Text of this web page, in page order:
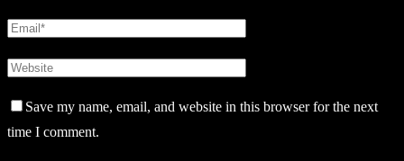
Save my name, email, and website in this browser for the next
time I comment.